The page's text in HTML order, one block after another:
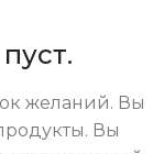
желаний. Вы
Вы